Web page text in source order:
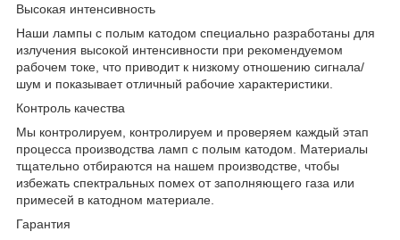
Высокая интенсивность
Наши лампы с полым катодом специально разработаны для
излучения высокой интенсивности при рекомендуемом
рабочем токе, что приводит к низкому отношению сигнала/
шум и показывает отличный рабочие характеристики.
Контроль качества
Мы контролируем, контролируем и проверяем каждый этап
процесса производства ламп с полым катодом. Материалы
тщательно отбираются на нашем производстве, чтобы
избежать спектральных помех от заполняющего газа или
примесей в катодном материале.
Гарантия